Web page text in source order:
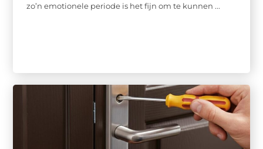
zo’n emotionele periode is het fijn om te kunnen ...